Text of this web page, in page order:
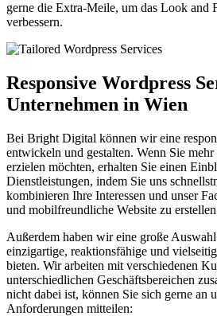
gerne die Extra-Meile, um das Look and
verbessern.
Responsive Wordpress
Unternehmen in Wien
Bei Bright Digital können wir eine
entwickeln und gestalten. Wenn Sie
erzielen möchten, erhalten Sie einen
Dienstleistungen, indem Sie uns
kombinieren Ihre Interessen und unser
und mobilfreundliche Website zu
Außerdem haben wir eine große
einzigartige, reaktionsfähige und
bieten. Wir arbeiten mit verschiedenen
unterschiedlichen Geschäftsbereichen
nicht dabei ist, können Sie sich gerne an
Anforderungen mitteilen: